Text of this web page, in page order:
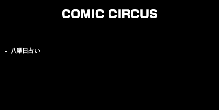
八曜日占い